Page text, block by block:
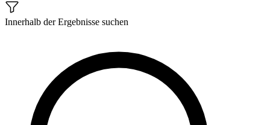
Innerhalb der Ergebnisse suchen